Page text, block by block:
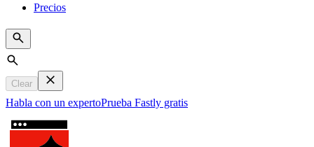
Precios
Search
Clear
Habla con un expertoPrueba Fastly gratis